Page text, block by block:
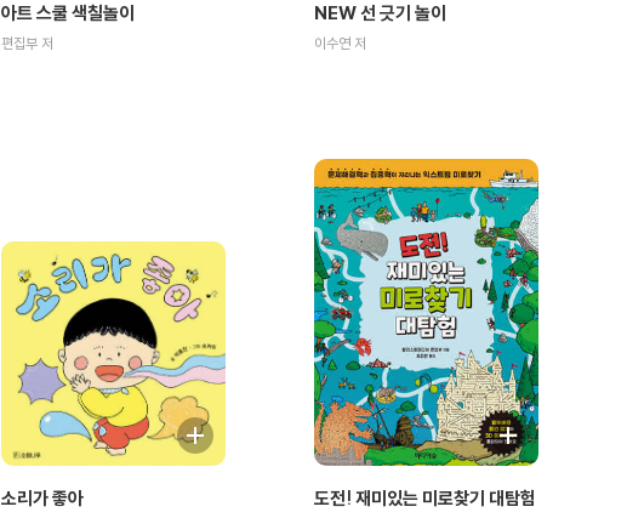
아트 스쿨 색칠놀이
편집부 저
NEW 선 긋기 놀이
이수연 저
소리가 좋아 도전! 재미있는 미로찾기 대탐험